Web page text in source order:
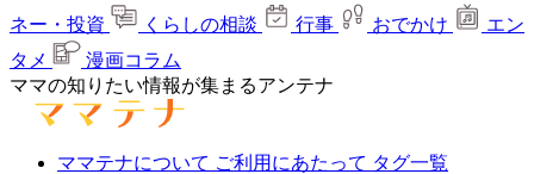
ネー・投資
くらしの相談 行事 おでかけ
エン
タメ
漫画コラム
ママの知りたい情報が集まるアンテナ
ママテナについて ご利用にあたって タグ一覧